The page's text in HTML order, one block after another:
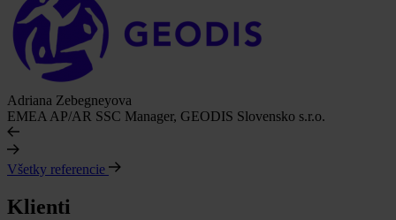
Adriana Zebegneyova
EMEA AP/AR SSC Manager, GEODIS Slovensko s.r.o.
Všetky referencie
Klienti